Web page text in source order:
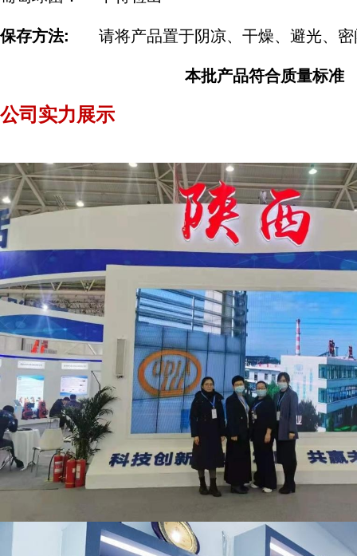
保存方法: 请将产品置于阴凉、干燥、避光、
本批产品符合质量标准
公司实力展示